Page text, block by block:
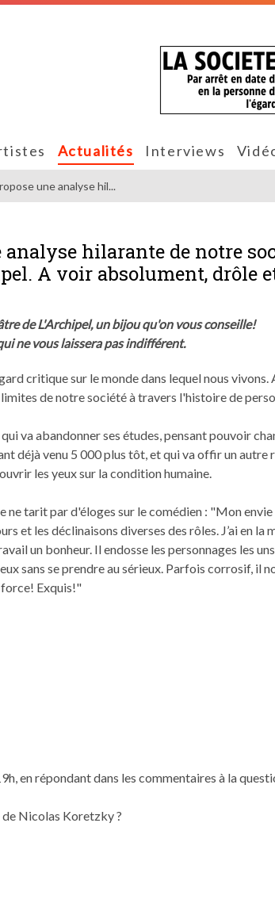
Actualités Interviews
une analyse hil...
hilarante de notre
A voir absolument, drôle
de L'Archipel, un bijou qu'on vous conseille!
ne vous laissera pas indifférent.
critique sur le monde dans lequel nous vivons.
de notre société à travers l'histoire de
va abandonner ses études, pensant pouvoir
déjà venu 5 000 plus tôt, et qui va offir un autre
les yeux sur la condition humaine.
tarit par d'éloges sur le comédien : "Mon
et les déclinaisons diverses des rôles. J’ai en la
un bonheur. Il endosse les personnages les
sans se prendre au sérieux. Parfois corrosif, il
force! Exquis!"
en répondant dans les commentaires à la
de Nicolas Koretzky ?